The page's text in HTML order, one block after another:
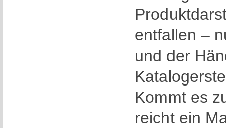
entfallen –
und der
Kommt es
reicht ein